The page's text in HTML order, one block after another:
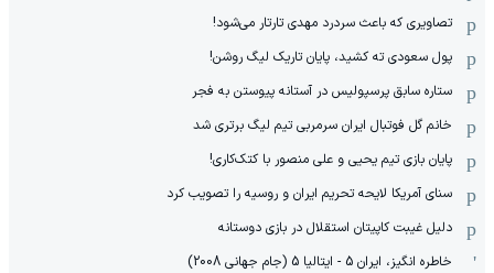
تصاویری که باعث سردرد مهدی تارتار می‌شود!
پول سعودی ته کشید، پایان تاریک لیگ روشن!
ستاره سابق پرسپولیس در آستانه پیوستن به فجر
خانم گل فوتبال ایران سرمربی تیم لیگ برتری شد
پایان بازی تیم یحیی و علی منصور با کتک‌کاری!
سنای آمریکا لایحه تحریم ایران و روسیه را تصویب کرد
دلیل غیبت کاپیتان استقلال در بازی دوستانه
خاطره انگیز، ایران 5 - ایتالیا 5 (جام جهانی 2008)